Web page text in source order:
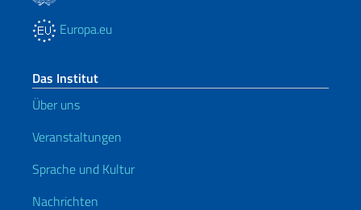
Europa.eu
Das Institut
Über uns
Veranstaltungen
Sprache und Kultur
Nachrichten